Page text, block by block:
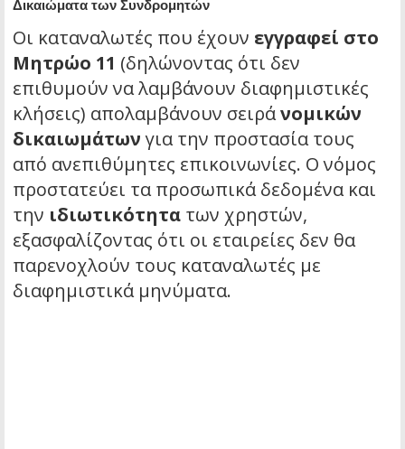
Δικαιώματα των Συνδρομητών
Οι καταναλωτές που έχουν εγγραφεί στο
Μητρώο 11 (δηλώνοντας ότι δεν
επιθυμούν να λαμβάνουν διαφημιστικές
κλήσεις) απολαμβάνουν σειράνομικών
δικαιωμάτωνγια την προστασία τους
από ανεπιθύμητες επικοινωνίες. Ο νόμος
προστατεύει τα προσωπικά δεδομένα και
την ιδιωτικότητα των χρηστών,
εξασφαλίζοντας ότι οι εταιρείες δεν θα
παρενοχλούν τους καταναλωτές με
διαφημιστικά μηνύματα.